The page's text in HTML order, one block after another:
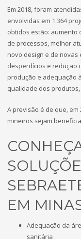
Em 2018, foram
envolvidas em 1.364
obtidos estão: aumento
de processos, melhor
novo design e de novas
desperdícios e redução
produção e adequação
qualidade dos
A previsão é de que,
mineiros sejam
EM
Adequação da
sanitária